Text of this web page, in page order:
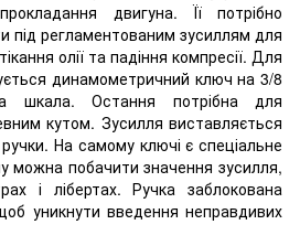
двигуна. Її потрібно
під регламентованим зусиллям для
олії та падіння компресії. Для
динамометричний ключ на 3/8
шкала. Остання потрібна для
кутом. Зусилля виставляється
На самому ключі є спеціальне
можна побачити значення зусилля,
і лібертах. Ручка заблокована
уникнути введення неправдивих